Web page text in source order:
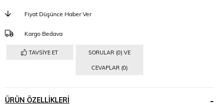
Fiyat Düşünce Haber Ver
Kargo Bedava
TAVSIYE ET SORULAR (0) VE
CEVAPLAR (0)
ÜRÜN ÖZELLIKLERI